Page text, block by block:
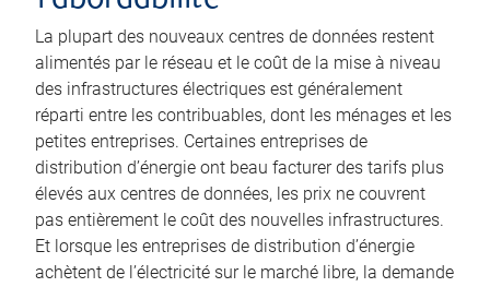
La plupart des nouveaux centres de données restent
alimentés par le réseau et le coût de la mise à niveau
des infrastructures électriques est généralement
réparti entre les contribuables, dont les ménages et les
petites entreprises. Certaines entreprises de
distribution d’énergie ont beau facturer des tarifs plus
élevés aux centres de données, les prix ne couvrent
pas entièrement le coût des nouvelles infrastructures.
Et lorsque les entreprises de distribution d’énergie
achètent de l’électricité sur le marché libre, la demande